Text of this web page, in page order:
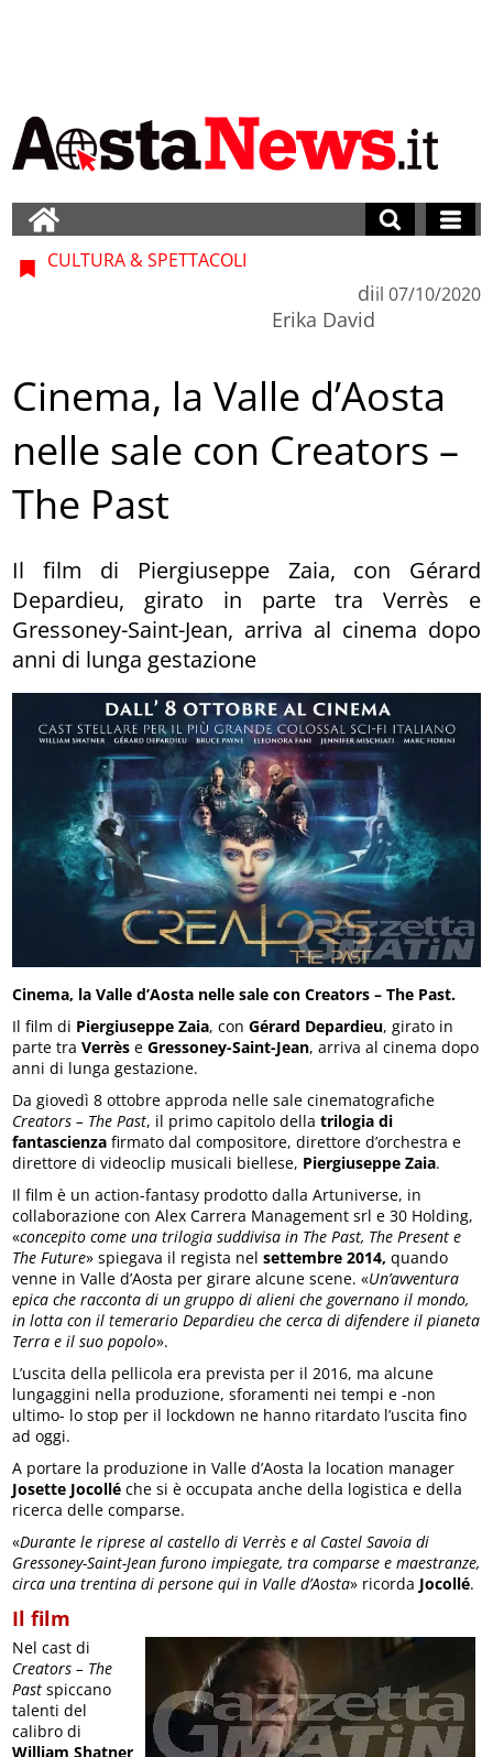
CULTURA & SPETTACOLI
di
Erika David
il 07/10/2020
Cinema, la Valle d’Aosta
nelle sale con Creators –
The Past
Il film di Piergiuseppe Zaia, con Gérard
Depardieu, girato in parte tra Verrès e
Gressoney-Saint-Jean, arriva al cinema dopo
anni di lunga gestazione
Cinema, la Valle d’Aosta nelle sale con Creators – The Past.
Il film di Piergiuseppe Zaia, conGérard Depardieu, girato in
parte traVerrès eGressoney-Saint-Jean, arriva al cinema dopo
anni di lunga gestazione.
Da giovedì 8 ottobre approda nelle sale cinematografiche
Creators – The Past, il primo capitolo della trilogia di
fantascienza firmato dal compositore, direttore d’orchestra e
direttore di videoclip musicali biellese, Piergiuseppe Zaia.
Il film è un action-fantasy prodotto dalla Artuniverse, in
collaborazione con Alex Carrera Management srl e 30 Holding,
«concepito come una trilogia suddivisa in The Past, The Present e
The Future» spiegava il regista nel settembre 2014, quando
venne in Valle d’Aosta per girare alcune scene. «Un’avventura
epica che racconta di un gruppo di alieni che governano il mondo,
in lotta con il temerario Depardieu che cerca di difendere il pianeta
Terra e il suo popolo».
L’uscita della pellicola era prevista per il 2016, ma alcune
lungaggini nella produzione, sforamenti nei tempi e -non
ultimo- lo stop per il lockdown ne hanno ritardato l’uscita fino
ad oggi.
A portare la produzione in Valle d’Aosta la location manager
Josette Jocollé che si è occupata anche della logistica e della
ricerca delle comparse.
«Durante le riprese al castello di Verrès e al Castel Savoia di
Gressoney-Saint-Jean furono impiegate, tra comparse e maestranze,
circa una trentina di persone qui in Valle d’Aosta» ricorda Jocollé.
Il film
Nel cast di
Creators – The
Past spiccano
talenti del
calibro di
William Shatner